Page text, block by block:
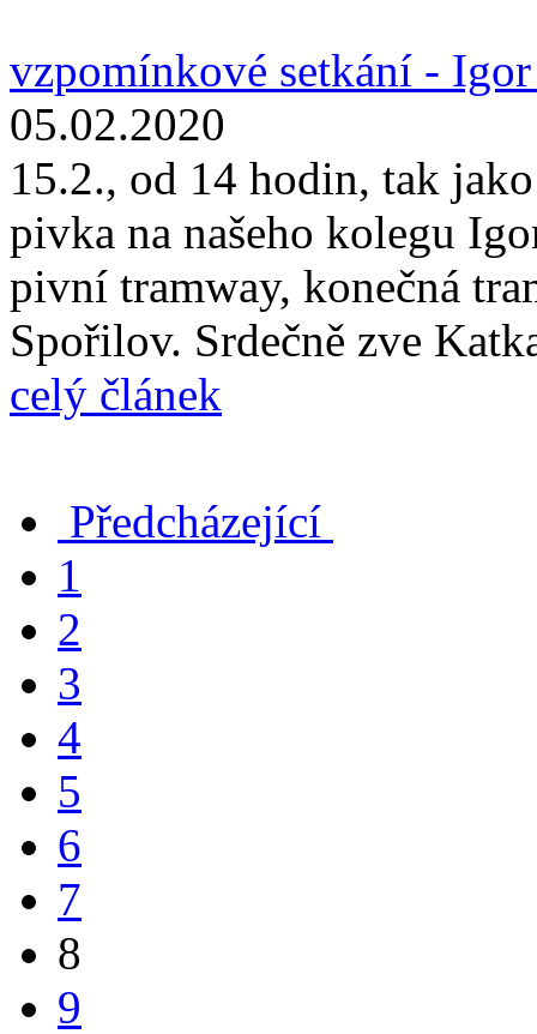
vzpomínkové setkání -
05.02.2020
15.2., od 14 hodin, tak
pivka na našeho kolegu
pivní tramway, konečná
Spořilov. Srdečně zve
celý článek
Předcházející
1
2
3
4
5
6
7
8
9